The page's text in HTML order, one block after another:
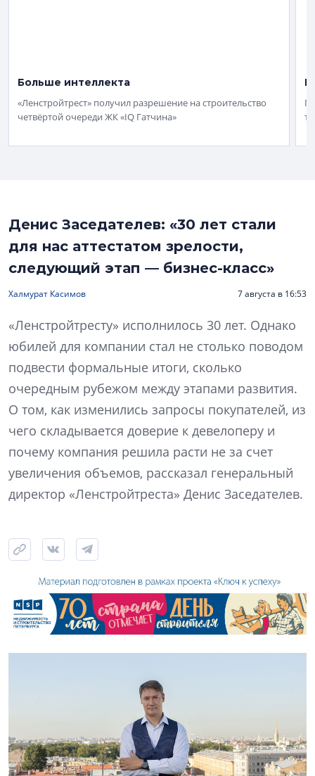
Больше интеллекта
«Ленстройтрест» получил разрешение на строительство
четвёртой очереди ЖК «IQ Гатчина»
Денис Заседателев: «30 лет стали
для нас аттестатом зрелости,
следующий этап — бизнес-класс»
Халмурат Касимов 7 августа в 16:53
«Ленстройтресту» исполнилось 30 лет. Однако
юбилей для компании стал не столько поводом
подвести формальные итоги, сколько
очередным рубежом между этапами развития.
О том, как изменились запросы покупателей, из
чего складывается доверие к девелоперу и
почему компания решила расти не за счет
увеличения объемов, рассказал генеральный
директор «Ленстройтреста» Денис Заседателев.